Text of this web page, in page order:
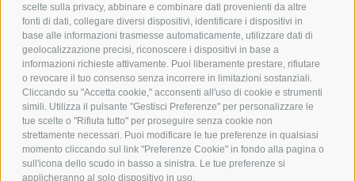
scelte sulla privacy, abbinare e combinare dati provenienti da altre
fonti di dati, collegare diversi dispositivi, identificare i dispositivi in
base alle informazioni trasmesse automaticamente, utilizzare dati di
geolocalizzazione precisi, riconoscere i dispositivi in base a
informazioni richieste attivamente. Puoi liberamente prestare, rifiutare
o revocare il tuo consenso senza incorrere in limitazioni sostanziali.
Cliccando su "Accetta cookie," acconsenti all'uso di cookie e strumenti
simili. Utilizza il pulsante "Gestisci Preferenze" per personalizzare le
tue scelte o "Rifiuta tutto" per proseguire senza cookie non
strettamente necessari. Puoi modificare le tue preferenze in qualsiasi
momento cliccando sul link "Preferenze Cookie" in fondo alla pagina o
sull'icona dello scudo in basso a sinistra. Le tue preferenze si
applicheranno al solo dispositivo in uso.
CHI SIAMO
MARCHI TRATTATI
CONDOMINI
Bonifico
Bancario